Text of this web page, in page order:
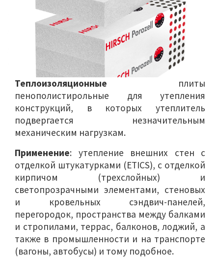
Теплоизоляционные плиты
пенополистирольные для утепления
конструкций, в которых утеплитель
подвергается незначительным
механическим нагрузкам.
Применение: утепление внешних стен с
отделкой штукатурками (ETICS), с отделкой
кирпичом (трехслойных) и
светопрозрачными элементами, стеновых
и кровельных сэндвич-панелей,
перегородок, пространства между балками
и стропилами, террас, балконов, лоджий, а
также в промышленности и на транспорте
(вагоны, автобусы) и тому подобное.